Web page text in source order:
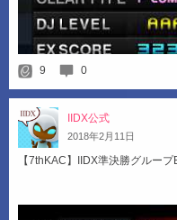
9 0
IIDX公式
2018年2月 11 日
【7thKAC】IIDX準決勝グルー